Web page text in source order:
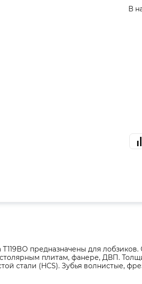
В
предназначены для
плитам, фанере, ДВП.
стали (HCS). Зубья волнистые,